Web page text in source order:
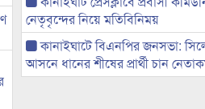
নেতৃবৃন্দের নিয়ে মতিবিনিময়
কানাইঘাটে বিএনপির জনসভা:
আসনে ধানের শীষের প্রার্থী চান